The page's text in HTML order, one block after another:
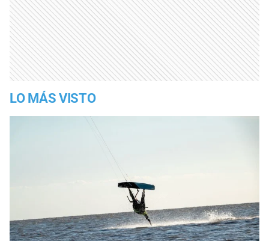
LO MÁS VISTO